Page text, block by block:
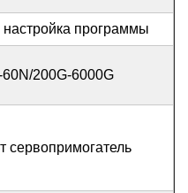
программы
60N/200G-6000G
сервопримогатель